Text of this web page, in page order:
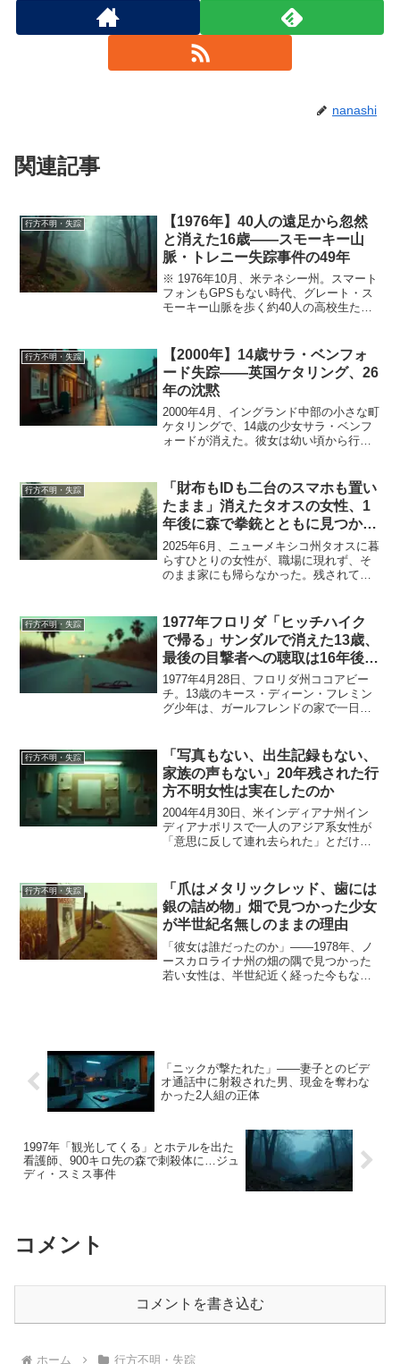
nanashi
関連記事
行方不明・失踪
【1976年】40人の遠足から忽然
と消えた16歳——スモーキー山
脈・トレニー失踪事件の49年
※ 1976年10月、米テネシー州。スマート
フォンもGPSもない時代、グレート・ス
モーキー山脈を歩く約40人の高校生たち
が動員され、警察犬は彼女の匂いを舗装
道路まで...
行方不明・失踪
【2000年】14歳サラ・ベンフォ
ード失踪——英国ケタリング、26
年の沈黙
2000年4月、イングランド中部の小さな町
ケタリングで、14歳の少女サラ・ベンフ
ォードが消えた。彼女は幼い頃から行政
けていた。母親は警察に「娘を迎えに行
ってほしい」と懇...
行方不明・失踪
「財布もIDも二台のスマホも置い
たまま」消えたタオスの女性、1
年後に森で拳銃とともに見つかっ
た
2025年6月、ニューメキシコ州タオスに暮
らすひとりの女性が、職場に現れず、そ
のまま家にも帰らなかった。残されてい
から約1年後の2026年5月、カーソン国有
林の奥でハ...
行方不明・失踪
1977年フロリダ「ヒッチハイク
で帰る」サンダルで消えた13歳、
最後の目撃者への聴取は16年後だ
った
1977年4月28日、フロリダ州ココアビー
チ。13歳のキース・ディーン・フレミン
グ少年は、ガールフレンドの家で一日を
歩き、残り約3キロをヒッチハイクで帰る
つもりだった...
行方不明・失踪
「写真もない、出生記録もない、
家族の声もない」20年残された行
方不明女性は実在したのか
2004年4月30日、米インディアナ州イン
ディアナポリスで一人のアジア系女性が
「意思に反して連れ去られた」とだけ記
も残っていない。出生記録もない。婚姻
届もない。新聞のお...
行方不明・失踪
「爪はメタリックレッド、歯には
銀の詰め物」畑で見つかった少女
が半世紀名無しのままの理由
「彼女は誰だったのか」——1978年、ノ
ースカロライナ州の畑の隅で見つかった
若い女性は、半世紀近く経った今もなお
「ニックが撃たれた」——妻子とのビデ
オ通話中に射殺された男、現金を奪わな
かった2人組の正体
1997年「観光してくる」とホテルを出た
看護師、900キロ先の森で刺殺体に…ジュ
ディ・スミス事件
コメント
コメントを書き込む
ホーム 行方不明・失踪